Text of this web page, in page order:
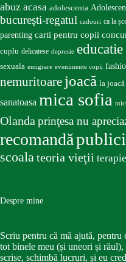
abuz acasa adolescenta
bucureşti-regatul cadouri ca la
parenting carti pentru copii
cuplu delicatese depresie
sexuala emigrare evenimente copii
nemuritoare joacă la
sanatoasa mica sofia
Olandaprinţesa nu
recomandă
scoalateoria vieţii terapie
Despre mine
Scriu pentru că mă ajută, pentru
tot binele meu (și uneori și
scrise, schimbă lucruri, și eu